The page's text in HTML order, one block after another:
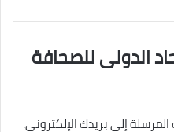
الدولى للصحافة
إلى بريدك الإلكتروني.